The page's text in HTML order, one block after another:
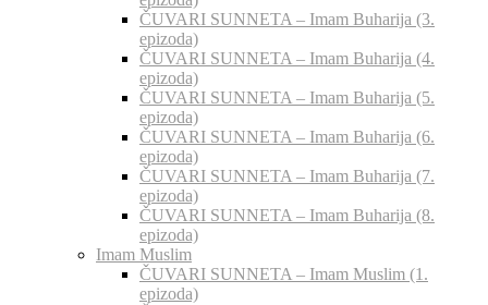
ČUVARI SUNNETA – Imam Buharija (3.
epizoda)
ČUVARI SUNNETA – Imam Buharija (4.
epizoda)
ČUVARI SUNNETA – Imam Buharija (5.
epizoda)
ČUVARI SUNNETA – Imam Buharija (6.
epizoda)
ČUVARI SUNNETA – Imam Buharija (7.
epizoda)
ČUVARI SUNNETA – Imam Buharija (8.
epizoda)
Imam Muslim
ČUVARI SUNNETA – Imam Muslim (1.
epizoda)